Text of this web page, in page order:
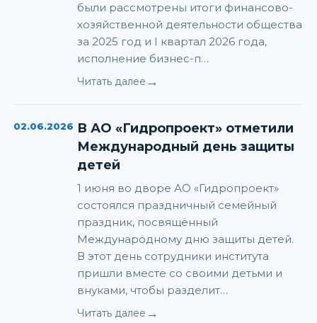
были рассмотрены итоги финансово-
хозяйственной деятельности общества
за 2025 год и I квартал 2026 года,
исполнение бизнес-п…
Читать далее →
02.06.2026 В АО «Гидропроект» отметили
Международный день защиты
детей
1 июня во дворе АО «Гидропроект»
состоялся праздничный семейный
праздник, посвящённый
Международному дню защиты детей.
В этот день сотрудники института
пришли вместе со своими детьми и
внуками, чтобы разделит…
Читать далее →